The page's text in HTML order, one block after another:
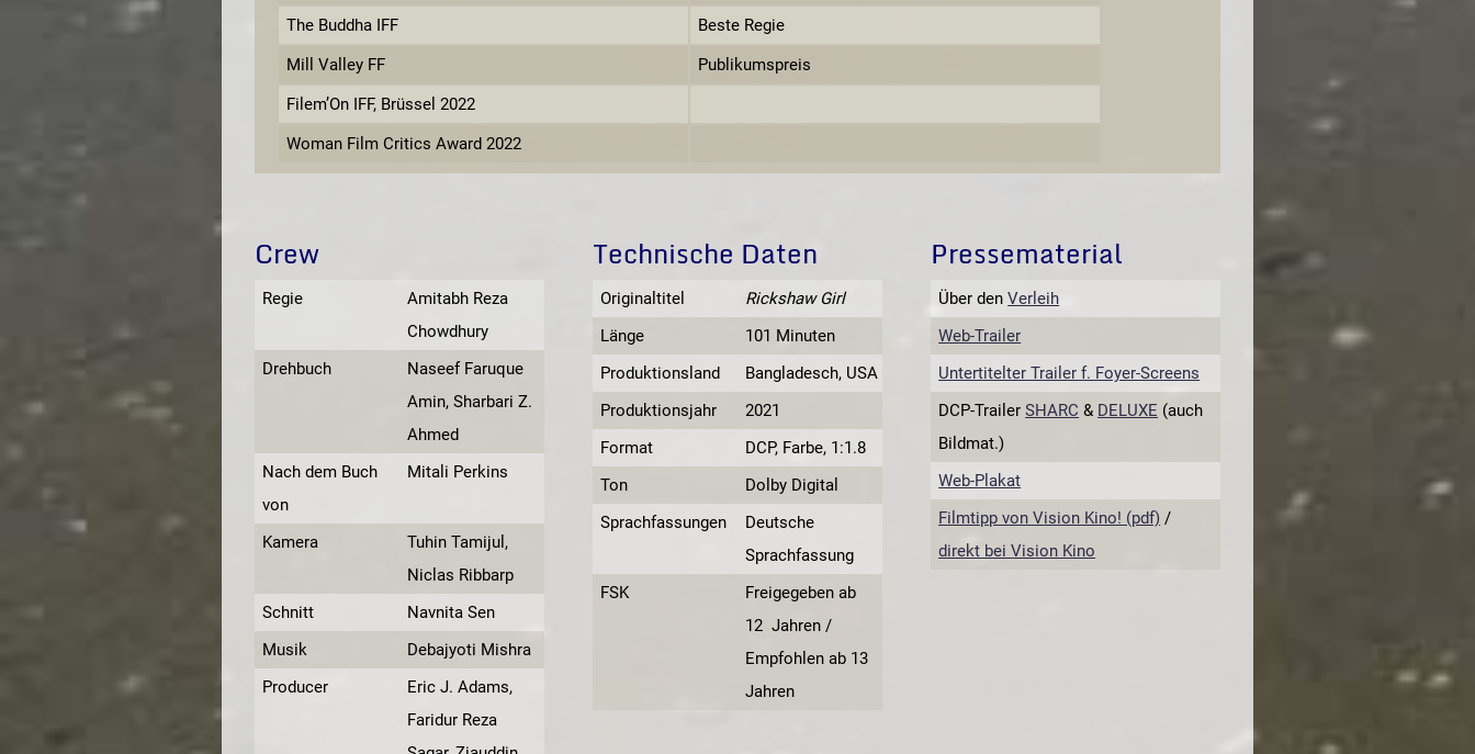
The Buddha IFF
Beste Regie
Mill Valley FF
Publikumspreis
Filem’On IFF, Brüssel 2022
Woman Film Critics Award 2022
Crew
Regie
Amitabh Reza
Chowdhury
Drehbuch
Naseef Faruque
Amin, Sharbari Z.
Ahmed
Nach dem Buch
von
Mitali Perkins
Kamera
Tuhin Tamijul,
Niclas Ribbarp
Schnitt
Navnita Sen
Musik
Debajyoti Mishra
Producer
Eric J. Adams,
Faridur Reza
Technische Daten
Originaltitel
Rickshaw Girl
Länge
101 Minuten
Produktionsland
Bangladesch, USA
Produktionsjahr
2021
Format
DCP, Farbe, 1:1.8
Ton
Dolby Digital
Sprachfassungen
Deutsche
Sprachfassung
FSK
Freigegeben ab
12 Jahren /
Empfohlen ab 13
Jahren
Pressematerial
Über denVerleih
Web-Trailer
Untertitelter Trailer f. Foyer-Screens
DCP-TrailerSHARC & DELUXE (auch
Bildmat.)
Web-Plakat
Filmtipp von Vision Kino! (pdf) /
direkt bei Vision Kino